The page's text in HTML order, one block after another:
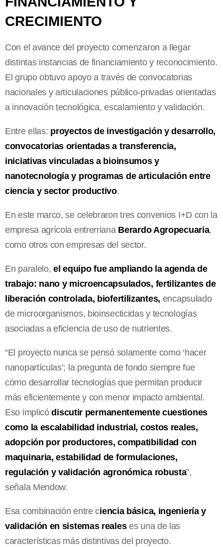
CRECIMIENTO
Con el avance del proyecto comenzaron a llegar
distintas instancias de financiamiento y reconocimiento.
El grupo obtuvo apoyo a través de convocatorias
nacionales y articulaciones público-privadas orientadas
a innovación tecnológica, escalamiento y validación.
Entre ellas: proyectos de investigación y desarrollo,
convocatorias orientadas a transferencia,
iniciativas vinculadas a bioinsumos y
nanotecnología y programas de articulación entre
ciencia y sector productivo.
En este marco, se celebraron tres convenios I+D con la
empresa agrícola entrerriana Berardo Agropecuaria,
como otros con empresas del sector.
En paralelo,el equipo fue ampliando la agenda de
trabajo: nano y microencapsulados, fertilizantes de
liberación controlada, biofertilizantes, encapsulado
de microorganismos, bioinsecticidas y tecnologías
asociadas a eficiencia de uso de nutrientes.
“El proyecto nunca se pensó solamente como ‘hacer
nanopartículas’; la pregunta de fondo siempre fue
cómo desarrollar tecnologías que permitan producir
más eficientemente y con menor impacto ambiental.
Eso implicódiscutir permanentemente cuestiones
como la escalabilidad industrial, costos reales,
adopción por productores, compatibilidad con
maquinaria, estabilidad de formulaciones,
regulación y validación agronómica robusta”,
señala Mendow.
Esa combinación entre ciencia básica, ingeniería y
validación en sistemas realeses una de las
características más distintivas del proyecto.